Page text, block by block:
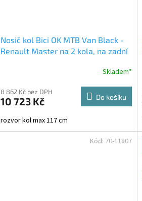
Nosič kol Bici OK MTB Van Black -
Renault Master na 2 kola, na zadní
Skladem*
8 862 Kč bez DPH
10 723 Kč Do košíku
rozvor kol max 117 cm
Kód: 70-11807